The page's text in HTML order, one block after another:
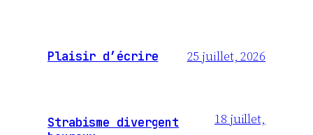
Plaisir d’écrire 25 juillet, 2026
Strabisme divergent
18 juillet,